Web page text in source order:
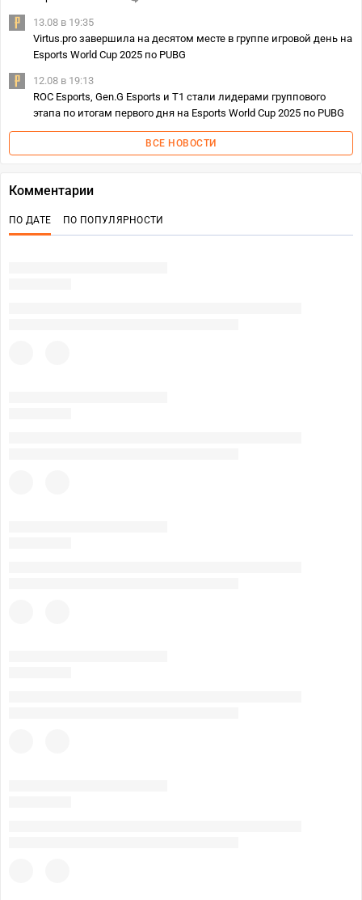
13.08 в 19:35
Virtus.pro завершила на десятом месте в группе игровой день на
Esports World Cup 2025 по PUBG
12.08 в 19:13
ROC Esports, Gen.G Esports и T1 стали лидерами группового
этапа по итогам первого дня на Esports World Cup 2025 по PUBG
ВСЕ НОВОСТИ
Комментарии
ПО ДАТЕ ПО ПОПУЛЯРНОСТИ